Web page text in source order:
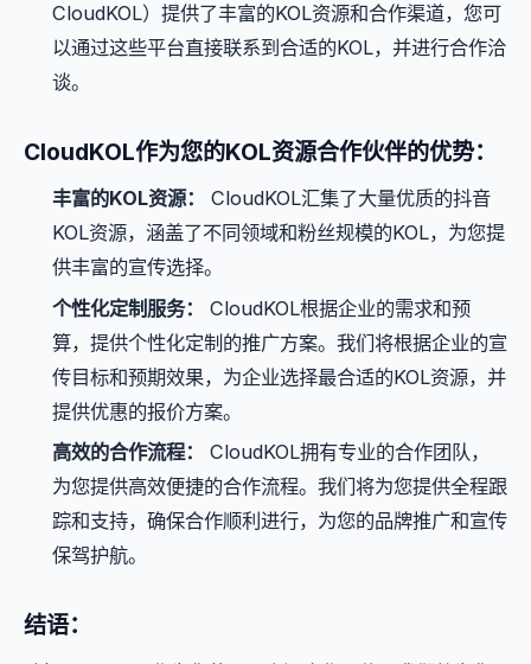
CloudKOL）提供了丰富的KOL资源和合作渠道，您可
以通过这些平台直接联系到合适的KOL，并进行合作洽
谈。
CloudKOL作为您的KOL资源合作伙伴的优势：
丰富的KOL资源：
CloudKOL汇集了大量优质的抖音
KOL资源，涵盖了不同领域和粉丝规模的KOL，为您提
供丰富的宣传选择。
个性化定制服务：
CloudKOL根据企业的需求和预
算，提供个性化定制的推广方案。我们将根据企业的宣
传目标和预期效果，为企业选择最合适的KOL资源，并
提供优惠的报价方案。
高效的合作流程：
CloudKOL拥有专业的合作团队，
为您提供高效便捷的合作流程。我们将为您提供全程跟
踪和支持，确保合作顺利进行，为您的品牌推广和宣传
保驾护航。
结语：